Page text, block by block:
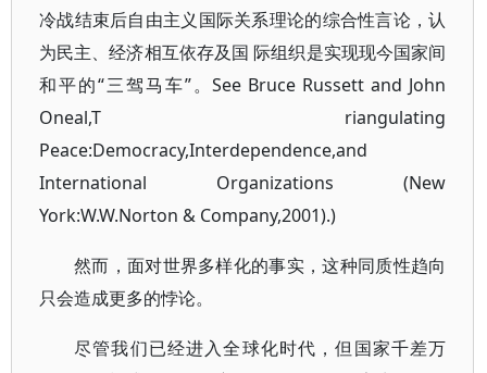
冷战结束后自由主义国际关系理论的综合性言论，认
为民主、经济相互依存及国 际组织是实现现今国家间
和平的“三驾马车”。See Bruce Russett and John
Oneal,T riangulating
Peace:Democracy,Interdependence,and
International Organizations (New
York:W.W.Norton & Company,2001).)
然而，面对世界多样化的事实，这种同质性趋向
只会造成更多的悖论。
尽管我们已经进入全球化时代，但国家千差万